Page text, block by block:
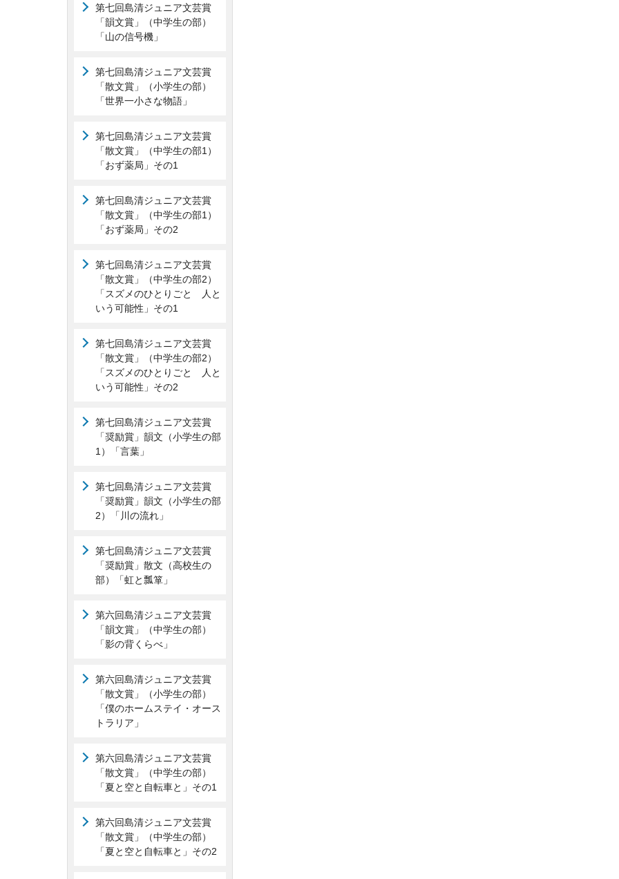
第七回島清ジュニア文芸賞
「韻文賞」（中学生の部）
「山の信号機」
第七回島清ジュニア文芸賞
「散文賞」（小学生の部）
「世界一小さな物語」
第七回島清ジュニア文芸賞
「散文賞」（中学生の部1）
「おず薬局」その1
第七回島清ジュニア文芸賞
「散文賞」（中学生の部1）
「おず薬局」その2
第七回島清ジュニア文芸賞
「散文賞」（中学生の部2）
「スズメのひとりごと 人と
いう可能性」その1
第七回島清ジュニア文芸賞
「散文賞」（中学生の部2）
「スズメのひとりごと 人と
いう可能性」その2
第七回島清ジュニア文芸賞
「奨励賞」韻文（小学生の部
1）「言葉」
第七回島清ジュニア文芸賞
「奨励賞」韻文（小学生の部
2）「川の流れ」
第七回島清ジュニア文芸賞
「奨励賞」散文（高校生の
部）「虹と瓢箪」
第六回島清ジュニア文芸賞
「韻文賞」（中学生の部）
「影の背くらべ」
第六回島清ジュニア文芸賞
「散文賞」（小学生の部）
「僕のホームステイ・オース
トラリア」
第六回島清ジュニア文芸賞
「散文賞」（中学生の部）
「夏と空と自転車と」その1
第六回島清ジュニア文芸賞
「散文賞」（中学生の部）
「夏と空と自転車と」その2